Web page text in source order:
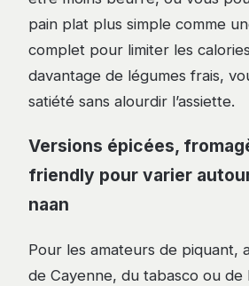
pain plat plus simple comme
complet pour limiter les
davantage de légumes frais,
satiété sans alourdir l’assiette.
Versions épicées,
friendly pour varier
naan
Pour les amateurs de piquant,
de Cayenne, du tabasco ou de